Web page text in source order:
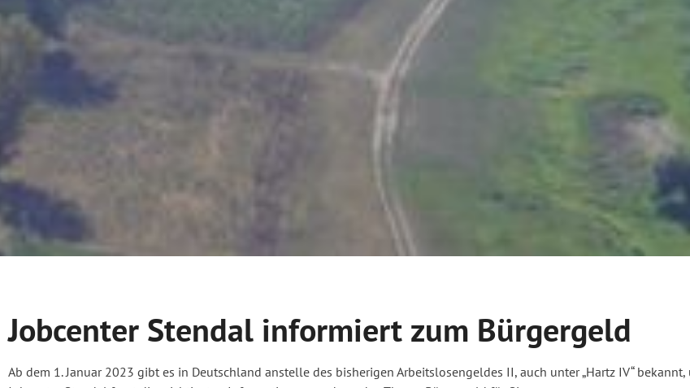
Jobcenter Stendal informiert zum Bürgergeld
Ab dem 1. Januar 2023 gibt es in Deutschland anstelle des bisherigen Arbeitslosengeldes II, auch unter „Hartz IV“